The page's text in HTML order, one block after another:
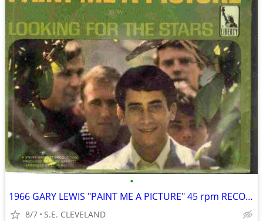
•
1966 GARY LEWIS "PAINT ME A PICTURE" 45 rpm RECORD PICTURE SLEEVE
8/7 S.E. CLEVELAND